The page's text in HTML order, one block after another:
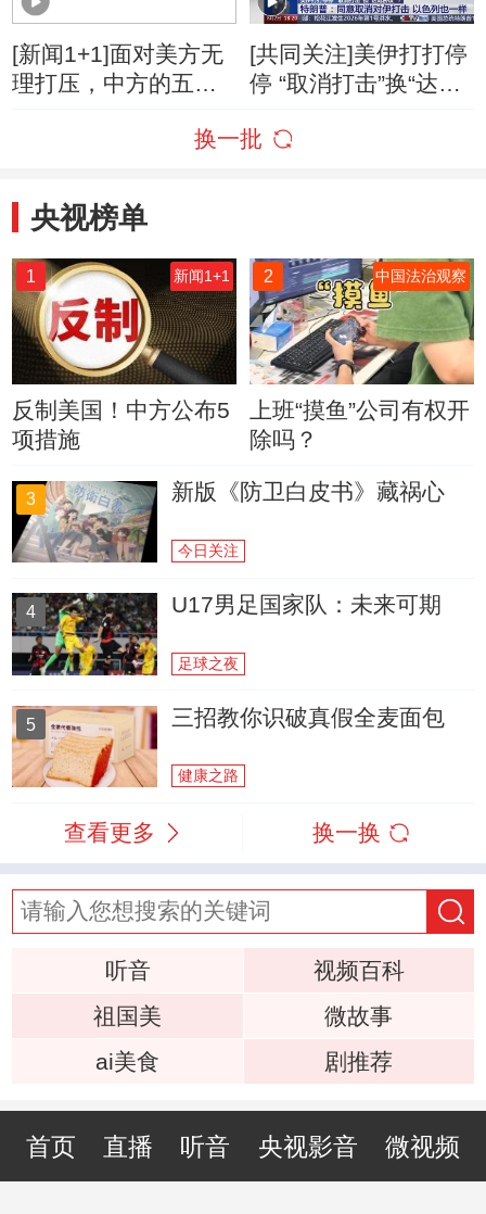
[新闻1+1]面对美方无
理打压，中方的五项
[共同关注]美伊打打停
停 “取消打击”换“达成
取消对伊打击 以色列
换一批
央视榜单
1 新闻1+1
反制美国！中方公布5
项措施
2 中国法治观察
上班“摸鱼”公司有权开
除吗？
3 新版《防卫白皮书》藏祸心
今日关注
4 U17男足国家队：未来可期
足球之夜
5 三招教你识破真假全麦面包
健康之路
查看更多 换一换
听音
视频百科
祖国美
微故事
ai美食
剧推荐
首页 直播 听音 央视影音 微视频